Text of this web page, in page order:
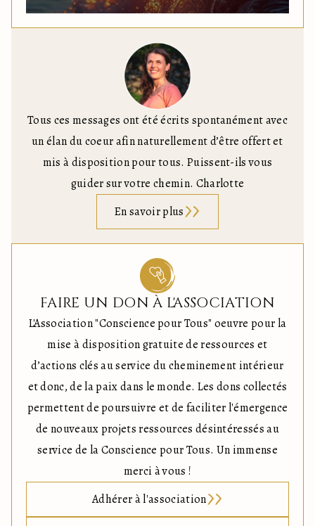
Tous ces messages ont été écrits spontanément avec
un élan du coeur afin naturellement d’être offert et
mis à disposition pour tous. Puissent-ils vous
guider sur votre chemin. Charlotte
En savoir plus
FAIRE UN DON À L'ASSOCIATION
L'Association "Conscience pour Tous" oeuvre pour la
mise à disposition gratuite de ressources et
d’actions clés au service du cheminement intérieur
et donc, de la paix dans le monde. Les dons collectés
permettent de poursuivre et de faciliter l'émergence
de nouveaux projets ressources désintéressés au
service de la Conscience pour Tous. Un immense
merci à vous !
Adhérer à l'association